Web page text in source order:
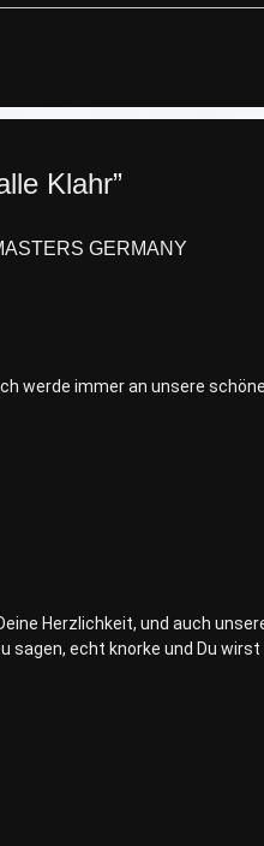
Klahr”
GERMANY
werde immer an unsere
Herzlichkeit, und auch
sagen, echt knorke und Du